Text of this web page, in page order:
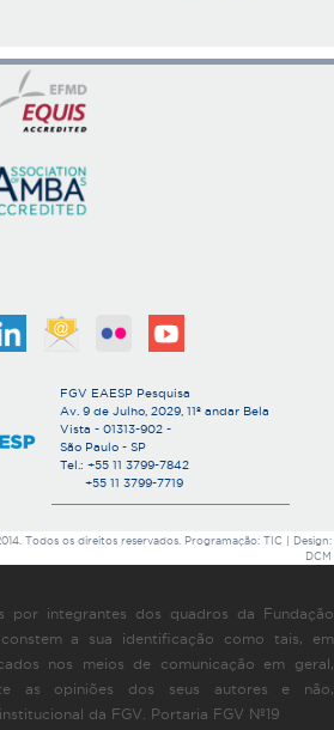
FGV EAESP Pesquisa
Av. 9 de Julho, 2029, 11º andar Bela
Vista - 01313-902 -
São Paulo - SP
Tel.: +55 11 3799-7842
+55 11 3799-7719
Todos os direitos reservados. Programação: TIC | Design:
DCM
por integrantes dos quadros da Fundação
a sua identificação como tais, em
nos meios de comunicação em geral,
as opiniões dos seus autores e não,
da FGV. Portaria FGV Nº19